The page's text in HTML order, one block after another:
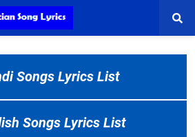
Songs Lyrics List
Songs Lyrics List